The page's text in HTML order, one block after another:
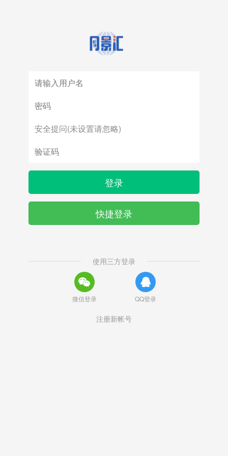
登录
快捷登录
使用三方登录
微信登录 QQ登录
注册新帐号